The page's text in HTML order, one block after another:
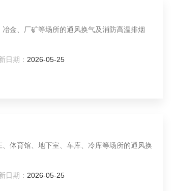
金、厂矿等场所的通风换气及消防高温排烟
日期： 2026-05-25
体育馆、地下室、车库、冷库等场所的通风换
日期： 2026-05-25